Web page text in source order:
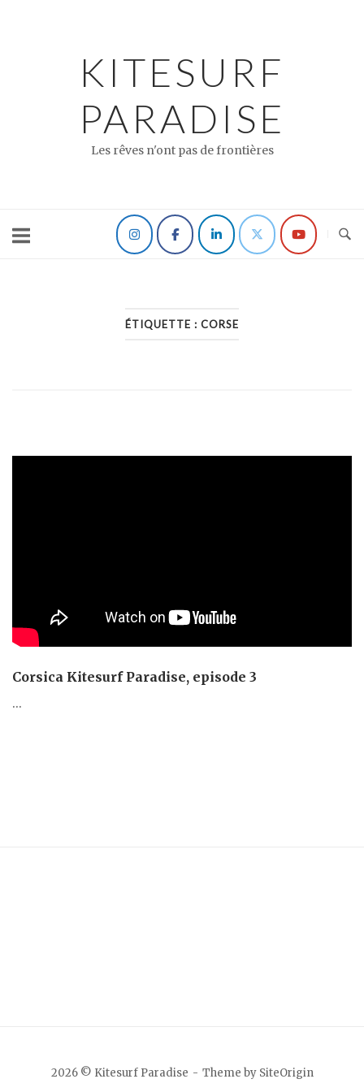
KITESURF
PARADISE
Les rêves n'ont pas de frontières
ÉTIQUETTE : CORSE
Corsica Kitesurf Paradise, episode 3
...
2026 © Kitesurf Paradise Theme by SiteOrigin